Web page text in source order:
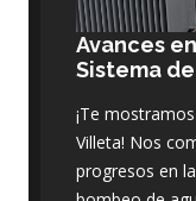
Avances
Sistema
¡Te
Villeta! Nos
progresos en